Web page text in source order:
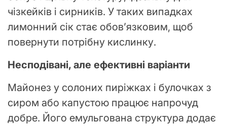
чізкейків і сирників. У таких випадках
лимонний сік стає обов’язковим, щоб
повернути потрібну кислинку.
Несподівані, але ефективні варіанти
Майонез у солоних пиріжках і булочках з
сиром або капустою працює напрочуд
добре. Його емульгована структура додає